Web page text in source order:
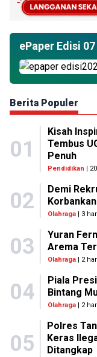
ePaper Edisi
Berita Populer
01
Kisah
Tembus
Penuh
Pendidikan |
02
Demi
Olahraga| 3
03
Yuran
Arema
Olahraga| 2
04
Piala
Bintang
Olahraga| 2
05
Polres
Keras
Ditangkap